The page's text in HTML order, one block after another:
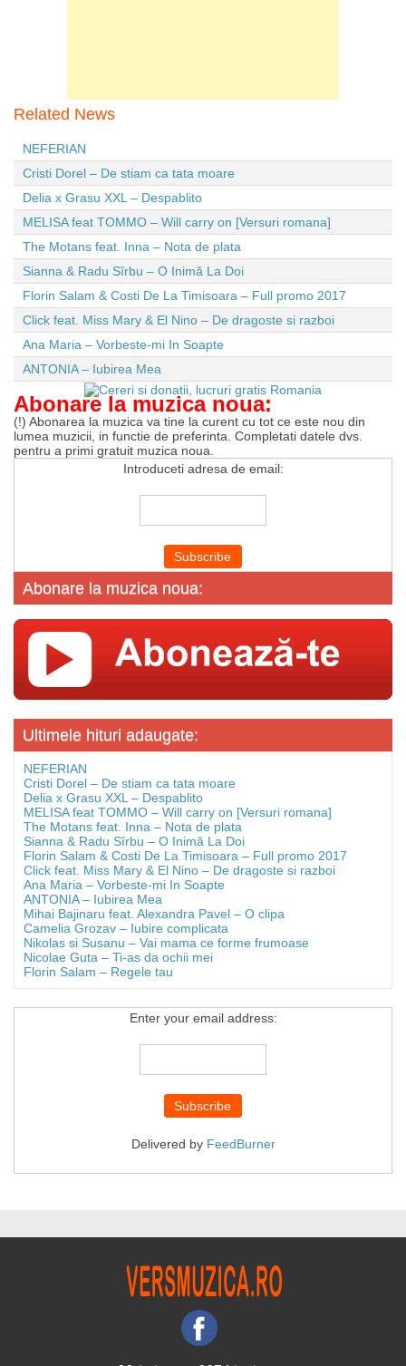
Related News
NEFERIAN
Cristi Dorel – De stiam ca tata moare
Delia x Grasu XXL – Despablito
MELISA feat TOMMO – Will carry on [Versuri romana]
The Motans feat. Inna – Nota de plata
Sianna & Radu Sîrbu – O Inimă La Doi
Florin Salam & Costi De La Timisoara – Full promo 2017
Click feat. Miss Mary & El Nino – De dragoste si razboi
Ana Maria – Vorbeste-mi In Soapte
ANTONIA – Iubirea Mea
Abonare la muzica noua:
(!) Abonarea la muzica va tine la curent cu tot ce este nou din
lumea muzicii, in functie de preferinta. Completati datele dvs.
pentru a primi gratuit muzica noua.
Introduceti adresa de email:
Abonare la muzica noua:
Ultimele hituri adaugate:
NEFERIAN
Cristi Dorel – De stiam ca tata moare
Delia x Grasu XXL – Despablito
MELISA feat TOMMO – Will carry on [Versuri romana]
The Motans feat. Inna – Nota de plata
Sianna & Radu Sîrbu – O Inimă La Doi
Florin Salam & Costi De La Timisoara – Full promo 2017
Click feat. Miss Mary & El Nino – De dragoste si razboi
Ana Maria – Vorbeste-mi In Soapte
ANTONIA – Iubirea Mea
Mihai Bajinaru feat. Alexandra Pavel – O clipa
Camelia Grozav – Iubire complicata
Nikolas si Susanu – Vai mama ce forme frumoase
Nicolae Guta – Ti-as da ochii mei
Florin Salam – Regele tau
Enter your email address:
Delivered by FeedBurner